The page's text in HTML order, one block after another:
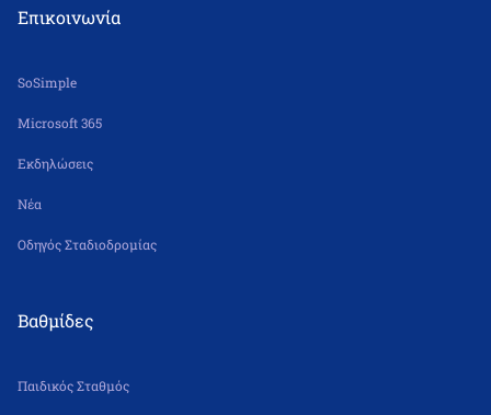
Επικοινωνία
SoSimple
Microsoft 365
Εκδηλώσεις
Νέα
Οδηγός Σταδιοδρομίας
Βαθμίδες
Παιδικός Σταθμός